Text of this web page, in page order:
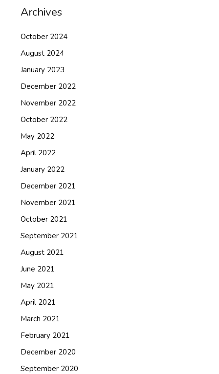
Archives
October 2024
August 2024
January 2023
December 2022
November 2022
October 2022
May 2022
April 2022
January 2022
December 2021
November 2021
October 2021
September 2021
August 2021
June 2021
May 2021
April 2021
March 2021
February 2021
December 2020
September 2020